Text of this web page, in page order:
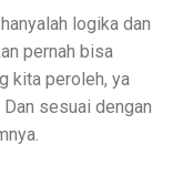
logika dan
pernah bisa
kita peroleh, ya
sesuai dengan